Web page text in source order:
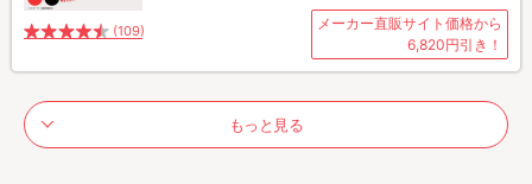
(109)
メーカー直販サイト価格から
6,820円引き！
もっと見る